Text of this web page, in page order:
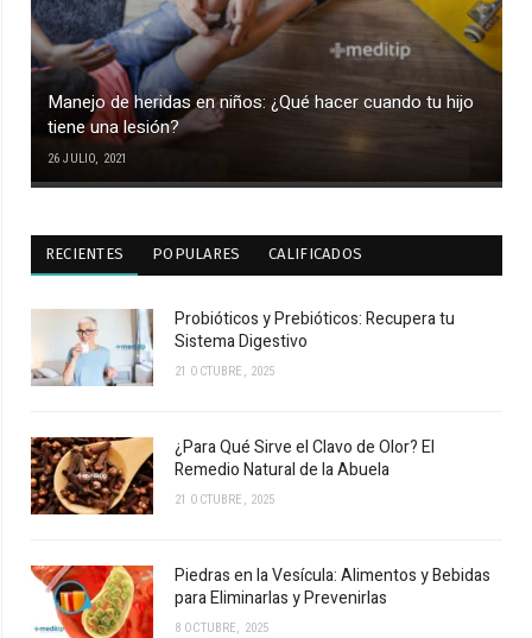
Manejo de heridas en niños: ¿Qué hacer cuando tu hijo
tiene una lesión?
26 JULIO, 2021
RECIENTES POPULARES CALIFICADOS
Probióticos y Prebióticos: Recupera tu
Sistema Digestivo
21 OCTUBRE, 2025
¿Para Qué Sirve el Clavo de Olor? El
Remedio Natural de la Abuela
21 OCTUBRE, 2025
Piedras en la Vesícula: Alimentos y Bebidas
para Eliminarlas y Prevenirlas
8 OCTUBRE, 2025